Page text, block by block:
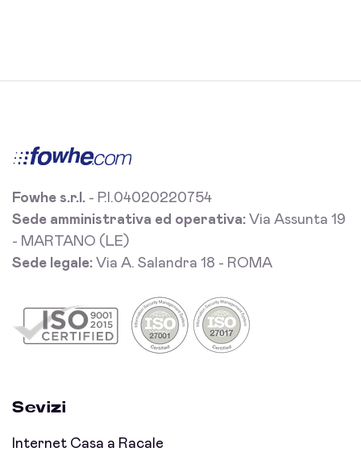
Fowhe s.r.l. - P.I.04020220754
Sede amministrativa ed operativa: Via Assunta 19
- MARTANO (LE)
Sede legale: Via A. Salandra 18 - ROMA
Sevizi
Internet Casa a Racale